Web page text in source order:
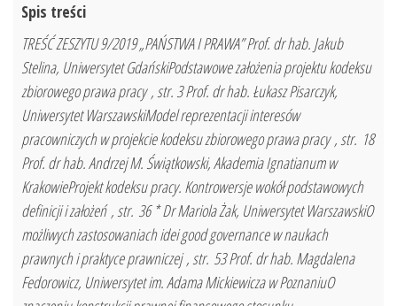
Spis treści
TREŚĆ ZESZYTU 9/2019 „PAŃSTWA I PRAWA” Prof. dr hab. Jakub
Stelina, Uniwersytet GdańskiPodstawowe założenia projektu kodeksu
zbiorowego prawa pracy , str. 3 Prof. dr hab. Łukasz Pisarczyk,
Uniwersytet WarszawskiModel reprezentacji interesów
pracowniczych w projekcie kodeksu zbiorowego prawa pracy , str. 18
Prof. dr hab. Andrzej M. Świątkowski, Akademia Ignatianum w
KrakowieProjekt kodeksu pracy. Kontrowersje wokół podstawowych
definicji i założeń , str. 36 * Dr Mariola Żak, Uniwersytet WarszawskiO
możliwych zastosowaniach idei good governance w naukach
prawnych i praktyce prawniczej , str. 53 Prof. dr hab. Magdalena
Fedorowicz, Uniwersytet im. Adama Mickiewicza w PoznaniuO